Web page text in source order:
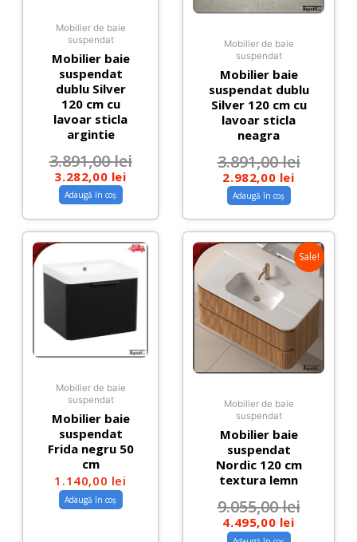
Mobilier de baie
suspendat
Mobilier baie
suspendat
dublu Silver
120 cm cu
lavoar sticla
argintie
3.891,00lei
3.282,00 lei
Adaugă în coș
Mobilier de baie
suspendat
Mobilier baie
suspendat dublu
Silver 120 cm cu
lavoar sticla
neagra
3.891,00lei
2.982,00 lei
Adaugă în coș
Mobilier de baie
suspendat
Mobilier baie
suspendat
Frida negru 50
cm
1.140,00 lei
Adaugă în coș
Sale!
Mobilier de baie
suspendat
Mobilier baie
suspendat
Nordic 120 cm
textura lemn
9.055,00lei
4.495,00 lei